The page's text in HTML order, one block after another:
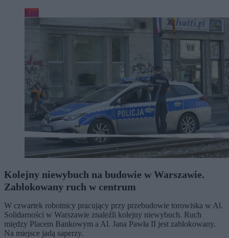
Kraj
Kolejny niewybuch na budowie w Warszawie.
Zablokowany ruch w centrum
W czwartek robotnicy pracujący przy przebudowie torowiska w Al.
Solidarności w Warszawie znaleźli kolejny niewybuch. Ruch
między Placem Bankowym a Al. Jana Pawła II jest zablokowany.
Na miejsce jadą saperzy.